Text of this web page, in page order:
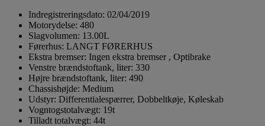
Indregistreringsdato: 02/04/2019
Motorydelse: 480
Slagvolumen: 13.00L
Førerhus: LANGT FØRERHUS
Ekstra bremser: Ingen ekstra bremser , Optibrake
Venstre brændstoftank, liter: 330
Højre brændstoftank, liter: 490
Chassishøjde: Medium
Udstyr: Differentialespærrer, Dobbeltkøje, Køleskab
Vogntogstotalvægt: 19t
Tilladt totalvægt: 44t